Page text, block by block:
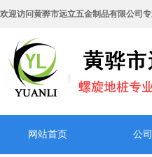
欢迎访问黄骅市远立五金制品有限公司
网站首页 公